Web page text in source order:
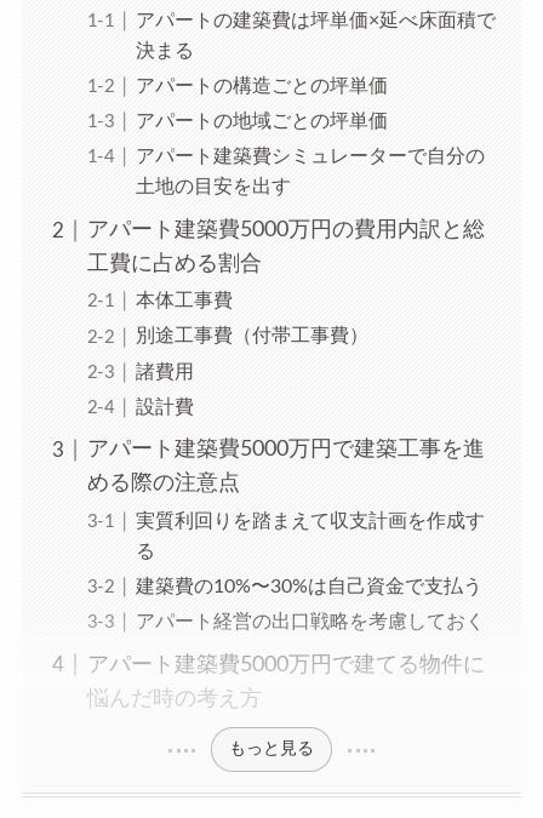
アパートの建築費は坪単価×延べ床面積で
決まる
アパートの構造ごとの坪単価
アパートの地域ごとの坪単価
アパート建築費シミュレーターで自分の
土地の目安を出す
アパート建築費5000万円の費用内訳と総
工費に占める割合
本体工事費
別途工事費（付帯工事費）
諸費用
設計費
アパート建築費5000万円で建築工事を進
める際の注意点
実質利回りを踏まえて収支計画を作成す
る
建築費の10%〜30%は自己資金で支払う
アパート経営の出口戦略を考慮しておく
アパート建築費5000万円で建てる物件に
悩んだ時の考え方
もっと見る